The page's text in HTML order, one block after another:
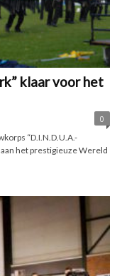
klaar voor het
0
“D.I.N.D.U.A.-
het prestigieuze Wereld